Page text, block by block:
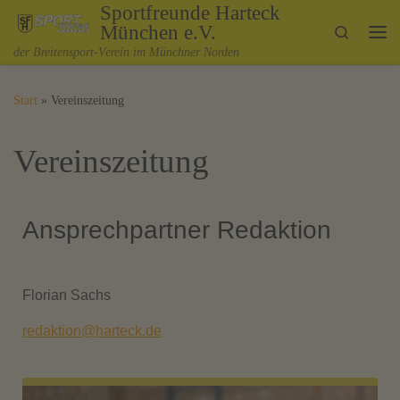
Zum Inhalt springenSportfreunde Harteck
München e.V.
der Breitensport-Verein im Münchner Norden
Search
Start » Vereinszeitung
Vereinszeitung
Ansprechpartner Redaktion
Florian Sachs
redaktion@harteck.de